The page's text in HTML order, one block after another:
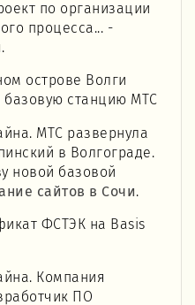
по организации
процесса... -
.
острове Волги
базовую станцию МТС
МТС развернула
в Волгограде.
новой базовой
сайтов в Сочи.
ФСТЭК на Basis
Компания
ПО